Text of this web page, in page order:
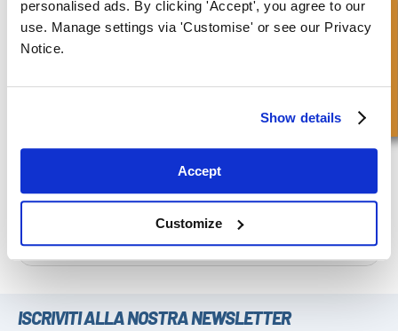
personalised ads. By clicking 'Accept', you agree to our
use. Manage settings via 'Customise' or see our Privacy
Notice.
Show details
Accept
Customize
ISCRIVITI ALLA NOSTRA NEWSLETTER
Richiesta Veloce